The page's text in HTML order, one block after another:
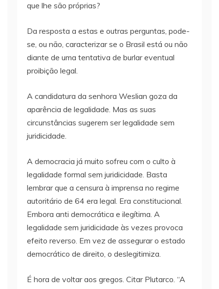
que lhe são próprias?
Da resposta a estas e outras perguntas, pode-
se, ou não, caracterizar se o Brasil está ou não
diante de uma tentativa de burlar eventual
proibição legal.
A candidatura da senhora Weslian goza da
aparência de legalidade. Mas as suas
circunstâncias sugerem ser legalidade sem
juridicidade.
A democracia já muito sofreu com o culto à
legalidade formal sem juridicidade. Basta
lembrar que a censura à imprensa no regime
autoritário de 64 era legal. Era constitucional.
Embora anti democrática e ilegítima. A
legalidade sem juridicidade às vezes provoca
efeito reverso. Em vez de assegurar o estado
democrático de direito, o deslegitimiza.
É hora de voltar aos gregos. Citar Plutarco. “A